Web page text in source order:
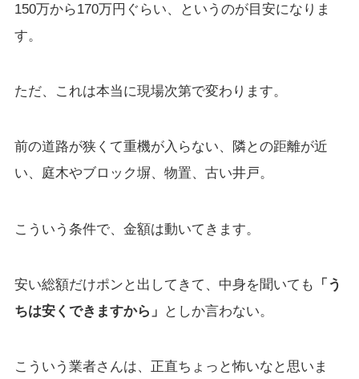
150万から170万円ぐらい、というのが目安になりま
す。
ただ、これは本当に現場次第で変わります。
前の道路が狭くて重機が入らない、隣との距離が近
い、庭木やブロック塀、物置、古い井戸。
こういう条件で、金額は動いてきます。
安い総額だけポンと出してきて、中身を聞いても
「う
ちは安くできますから」
としか言わない。
こういう業者さんは、正直ちょっと怖いなと思いま